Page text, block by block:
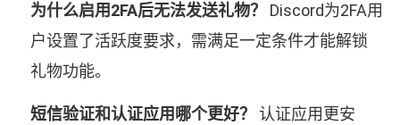
为什么启用2FA后无法发送礼物？
Discord为2FA用
户设置了活跃度要求，需满足一定条件才能解锁
礼物功能。
短信验证和认证应用哪个更好？
认证应用更安